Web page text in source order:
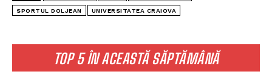
TOP 5 ÎN ACEASTĂ SĂPTĂMÂNĂ
SPORTUL DOLJEAN UNIVERSITATEA CRAIOVA